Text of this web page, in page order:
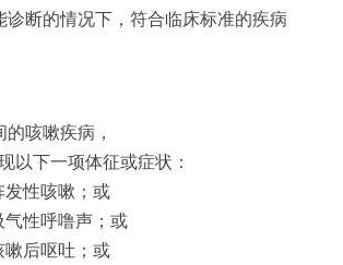
诊断的情况下，符合临床标准的疾病
咳嗽疾病，
以下一项体征或症状：
发性咳嗽；或
气性呼噜声；或
嗽后呕吐；或